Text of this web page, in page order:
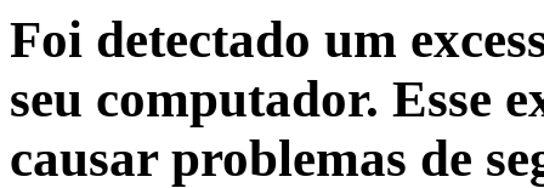
Foi detectado um
seu computador. Esse
causar problemas de